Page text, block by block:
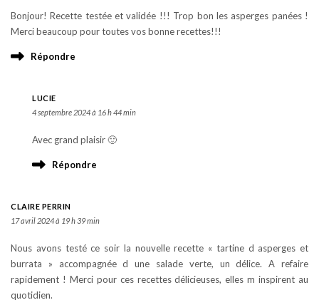
Bonjour! Recette testée et validée !!! Trop bon les asperges panées !
Merci beaucoup pour toutes vos bonne recettes!!!
Répondre
LUCIE
4 septembre 2024 à 16 h 44 min
Avec grand plaisir 🙂
Répondre
CLAIRE PERRIN
17 avril 2024 à 19 h 39 min
Nous avons testé ce soir la nouvelle recette « tartine d asperges et
burrata » accompagnée d une salade verte, un délice. A refaire
rapidement ! Merci pour ces recettes délicieuses, elles m inspirent au
quotidien.